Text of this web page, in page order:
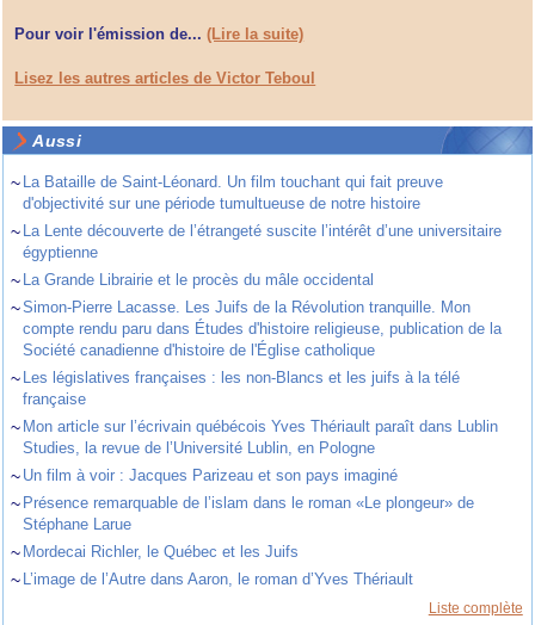
Pour voir l'émission de... (Lire la suite)
Lisez les autres articles de Victor Teboul
Aussi
~ La Bataille de Saint-Léonard. Un film touchant qui fait preuve
d'objectivité sur une période tumultueuse de notre histoire
~ La Lente découverte de l’étrangeté suscite l’intérêt d’une universitaire
égyptienne
~ La Grande Librairie et le procès du mâle occidental
~Simon-Pierre Lacasse. Les Juifs de la Révolution tranquille. Mon
compte rendu paru dans Études d'histoire religieuse, publication de la
Société canadienne d'histoire de l'Église catholique
~ Les législatives françaises : les non-Blancs et les juifs à la télé
française
~ Mon article sur l’écrivain québécois Yves Thériault paraît dans Lublin
Studies, la revue de l’Université Lublin, en Pologne
~ Un film à voir : Jacques Parizeau et son pays imaginé
~ Présence remarquable de l’islam dans le roman «Le plongeur» de
Stéphane Larue
~ Mordecai Richler, le Québec et les Juifs
~ L’image de l’Autre dans Aaron, le roman d’Yves Thériault
Liste complète